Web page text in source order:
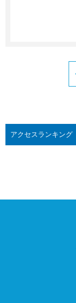
アクセスランキング